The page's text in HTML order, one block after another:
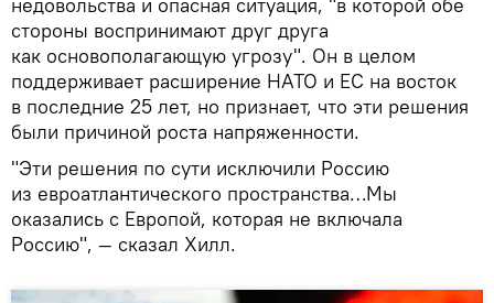
недовольства и опасная ситуация, "в которой обе
стороны воспринимают друг друга
как основополагающую угрозу". Он в целом
поддерживает расширение НАТО и ЕС на восток
в последние 25 лет, но признает, что эти решения
были причиной роста напряженности.
"Эти решения по сути исключили Россию
из евроатлантического пространства…Мы
оказались с Европой, которая не включала
Россию", — сказал Хилл.